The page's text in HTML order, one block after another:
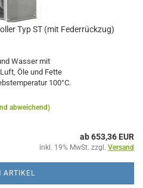
Typ ST (mit Federrückzug)
Wasser mit
Öle und Fette
100°C.
abweichend)
ab 653,36 EUR
inkl. 19% MwSt. zzgl. Versand
ARTIKEL